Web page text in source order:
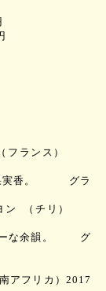
（フランス）
香。
グラ
ン
（チリ）
余韻。
グ
南アフリカ）2017